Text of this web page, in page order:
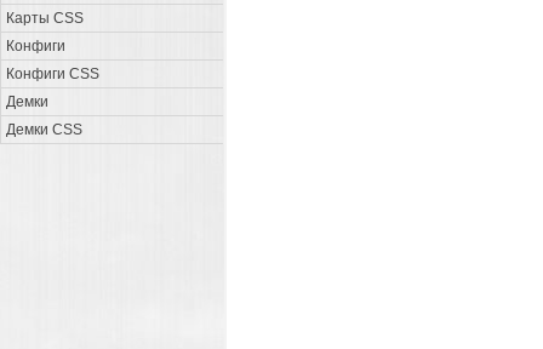
Карты CSS
Конфиги
Конфиги CSS
Демки
Демки CSS